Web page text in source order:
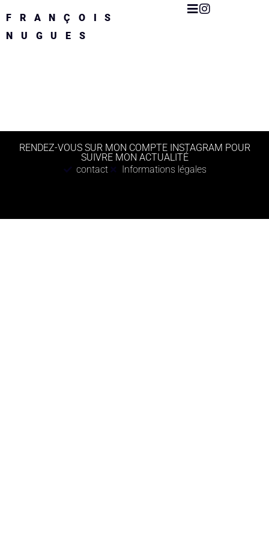
FRANÇOIS
NUGUES
RENDEZ-VOUS SUR MON COMPTE INSTAGRAM POUR
SUIVRE MON ACTUALITÉ
contact
Informations légales